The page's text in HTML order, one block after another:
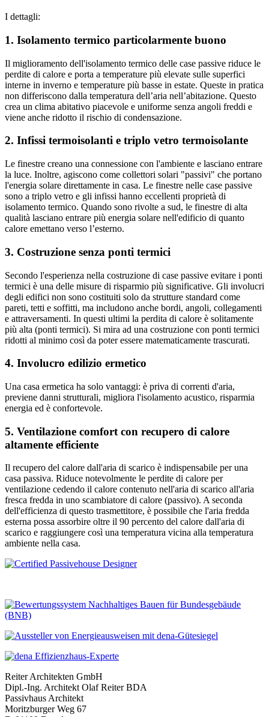
I dettagli:
1. Isolamento termico particolarmente buono
Il miglioramento dell'isolamento termico delle case passive riduce le
perdite di calore e porta a temperature più elevate sulle superfici
interne in inverno e temperature più basse in estate. Queste in pratica
non differiscono dalla temperatura dell’aria nell’abitazione. Questo
crea un clima abitativo piacevole e uniforme senza angoli freddi e
viene anche ridotto il rischio di condensazione.
2. Infissi termoisolanti e triplo vetro termoisolante
Le finestre creano una connessione con l'ambiente e lasciano entrare
la luce. Inoltre, agiscono come collettori solari "passivi" che portano
l'energia solare direttamente in casa. Le finestre nelle case passive
sono a triplo vetro e gli infissi hanno eccellenti proprietà di
isolamento termico. Quando sono rivolte a sud, le finestre di alta
qualità lasciano entrare più energia solare nell'edificio di quanto
calore emettano verso l’esterno.
3. Costruzione senza ponti termici
Secondo l'esperienza nella costruzione di case passive evitare i ponti
termici è una delle misure di risparmio più significative. Gli involucri
degli edifici non sono costituiti solo da strutture standard come
pareti, tetti e soffitti, ma includono anche bordi, angoli, collegamenti
e attraversamenti. In questi ultimi la perdita di calore è solitamente
più alta (ponti termici). Si mira ad una costruzione con ponti termici
ridotti al minimo così da poter essere matematicamente trascurati.
4. Involucro edilizio ermetico
Una casa ermetica ha solo vantaggi: è priva di correnti d'aria,
previene danni strutturali, migliora l'isolamento acustico, risparmia
energia ed è confortevole.
5. Ventilazione comfort con recupero di calore
altamente efficiente
Il recupero del calore dall'aria di scarico è indispensabile per una
casa passiva. Riduce notevolmente le perdite di calore per
ventilazione cedendo il calore contenuto nell'aria di scarico all'aria
fresca fredda in uno scambiatore di calore (passivo). A seconda
dell'efficienza di questo trasmettitore, è possibile che l'aria fredda
esterna possa assorbire oltre il 90 percento del calore dall'aria di
scarico e raggiungere così una temperatura vicina alla temperatura
ambiente nella casa.
Reiter Architekten GmbH
Dipl.-Ing. Architekt Olaf Reiter BDA
Passivhaus Architekt
Moritzburger Weg 67